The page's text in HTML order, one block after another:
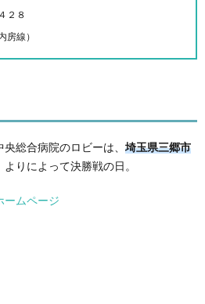
２８
房線）
総合病院のロビーは、 埼玉県三郷市
よりによって決勝戦の日。
ームページ